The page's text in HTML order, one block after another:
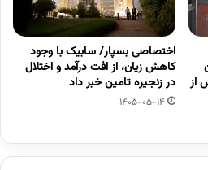
از
اختصاصی بسپار/ سابیک با وجود
کاهش زیان، از افت درآمد و اختلال
در زنجیره تامین خبر داد
1405-05-14